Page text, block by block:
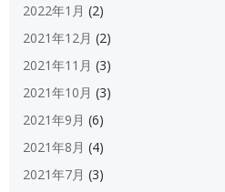
2022年1月 (2)
2021年12月 (2)
2021年11月 (3)
2021年10月 (3)
2021年9月 (6)
2021年8月 (4)
2021年7月 (3)